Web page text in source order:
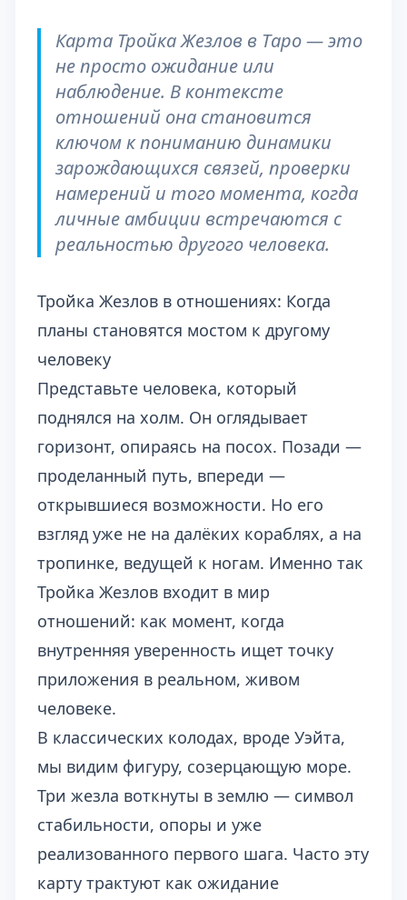
Карта Тройка Жезлов в Таро — это
не просто ожидание или
наблюдение. В контексте
отношений она становится
ключом к пониманию динамики
зарождающихся связей, проверки
намерений и того момента, когда
личные амбиции встречаются с
реальностью другого человека.
Тройка Жезлов в отношениях: Когда
планы становятся мостом к другому
человеку
Представьте человека, который
поднялся на холм. Он оглядывает
горизонт, опираясь на посох. Позади —
проделанный путь, впереди —
открывшиеся возможности. Но его
взгляд уже не на далёких кораблях, а на
тропинке, ведущей к ногам. Именно так
Тройка Жезлов входит в мир
отношений: как момент, когда
внутренняя уверенность ищет точку
приложения в реальном, живом
человеке.
В классических колодах, вроде Уэйта,
мы видим фигуру, созерцающую море.
Три жезла воткнуты в землю — символ
стабильности, опоры и уже
реализованного первого шага. Часто эту
карту трактуют как ожидание